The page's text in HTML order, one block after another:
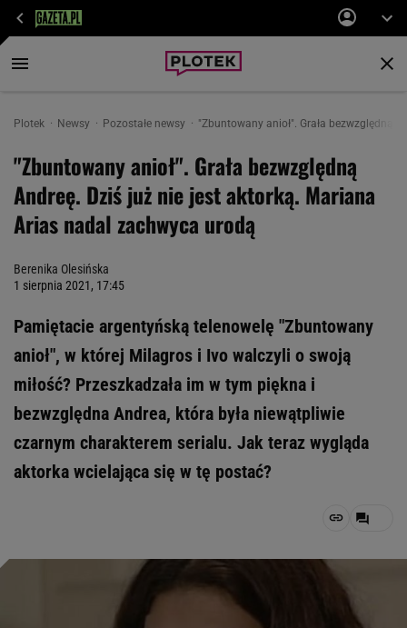
Plotek Newsy Pozostałe newsy "Zbuntowany anioł". Grała bezwzględną
"Zbuntowany anioł". Grała bezwzględną
Andreę. Dziś już nie jest aktorką. Mariana
Arias nadal zachwyca urodą
Berenika Olesińska
1 sierpnia 2021, 17:45
Pamiętacie argentyńską telenowelę "Zbuntowany
anioł", w której Milagros i Ivo walczyli o swoją
miłość? Przeszkadzała im w tym piękna i
bezwzględna Andrea, która była niewątpliwie
czarnym charakterem serialu. Jak teraz wygląda
aktorka wcielająca się w tę postać?